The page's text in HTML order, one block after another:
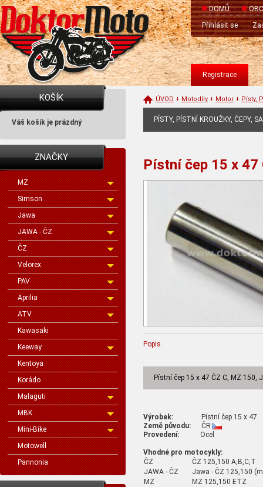
DOMŮ
Přihlásit se
Registrace
KOŠÍK
Váš košík je prázdný
ZNAČKY
MZ
Simson
Jawa
JAWA - ČZ
ČZ
Velorex
PAV
Aprilia
ATV
Kawasaki
Keeway
Kentoya
Korádo
Malaguti
MBK
Mini-Bike
Motowell
Pannonia
ÚVOD + Motodíly + Motor + Písty,
PÍSTY, PÍSTNÍ KROUŽKY, ČEPY,
Pístní čep 15 x 47
Popis
Pístní čep 15 x 47 ČZ C, MZ 150,
Výrobek: Pístní čep 15 x 47
Země původu: ČR
Provedení: Ocel
Vhodné pro motocykly:
ČZ
ČZ 125,150 A,B,C,T
JAWA - ČZ
Jawa - ČZ 125,150
MZ
MZ 125,150 ETZ